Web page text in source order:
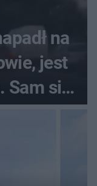
na
jest
Sam się